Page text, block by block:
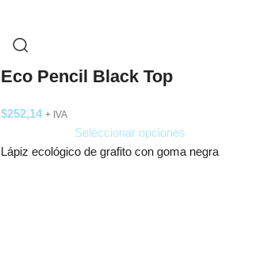
Eco Pencil Black Top
$252,14 + IVA
Seleccionar opciones
Lápiz ecológico de grafito con goma negra